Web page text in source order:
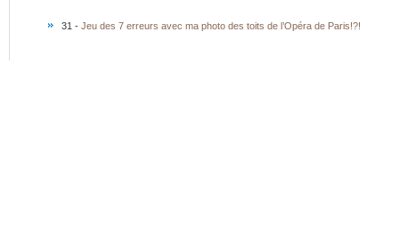
31 - Jeu des 7 erreurs avec ma photo des toits de l’Opéra de Paris!?!